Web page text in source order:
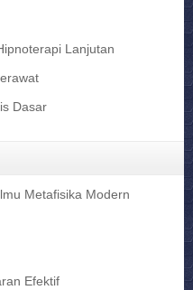
Lanjutan
Dasar
Metafisika Modern
Efektif